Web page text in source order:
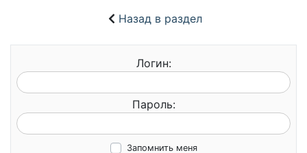
Назад в раздел
Логин:
Пароль:
Запомнить меня